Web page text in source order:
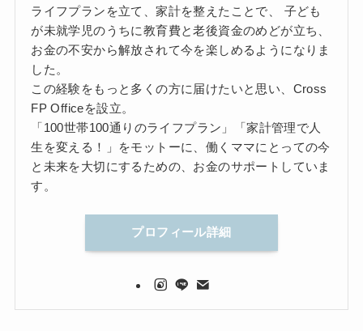
ライフプランを立て、家計を整えたことで、 子ども
が未就学児のうちに教育費と老後資金のめどが立ち、
お金の不安から解放されて今を楽しめるようになりま
した。
この経験をもっと多くの方に届けたいと思い、Cross
FP Officeを設立。
「100世帯100通りのライフプラン」「家計管理で人
生を変える！」をモットーに、働くママにとっての今
と未来を大切にするための、お金のサポートしていま
す。
プロフィール詳細